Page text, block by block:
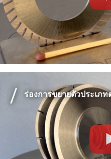
ร่องการขยายตัวประเภ